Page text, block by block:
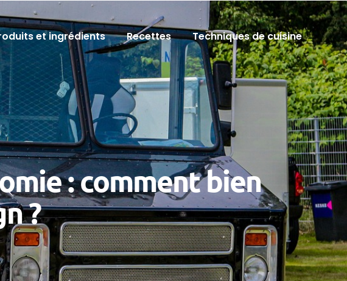
et ingrédients Recettes Techniques de cuisine
: comment bien
?